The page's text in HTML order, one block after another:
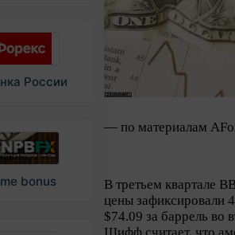
России
bonus
— по материалам
В третьем квартале
цены зафиксировали
$74.09 за баррель во